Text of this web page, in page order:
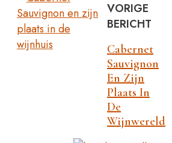
VORIGE
BERICHT
Cabernet
Sauvignon
En Zijn
Plaats In
De
Wijnwereld